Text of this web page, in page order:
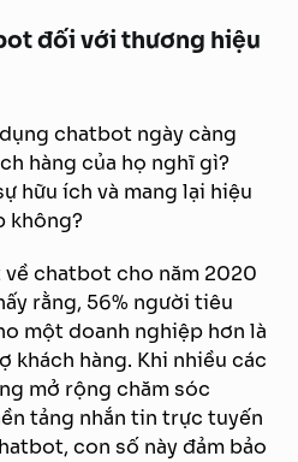
đối với thương hiệu
chatbot ngày càng
hàng của họ nghĩ gì?
hữu ích và mang lại hiệu
không?
về chatbot cho năm 2020
rằng, 56% người tiêu
một doanh nghiệp hơn là
khách hàng. Khi nhiều các
mở rộng chăm sóc
tảng nhắn tin trực tuyến
con số này đảm bảo